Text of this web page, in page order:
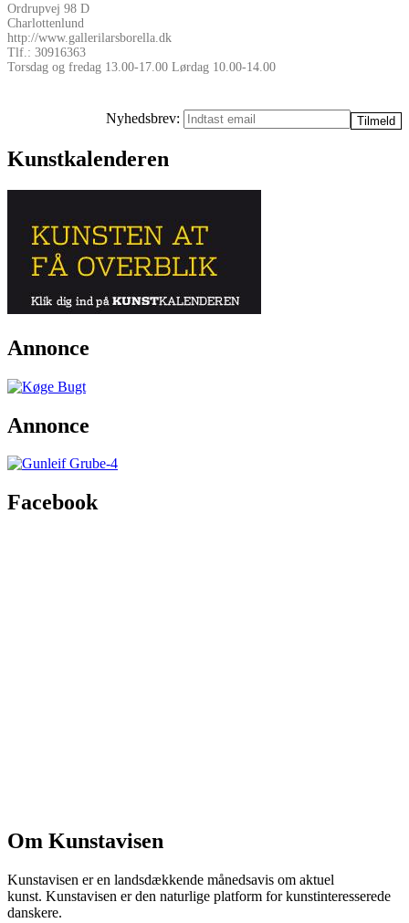
Ordrupvej 98 D
Charlottenlund
http://www.gallerilarsborella.dk
Tlf.: 30916363
Torsdag og fredag 13.00-17.00 Lørdag 10.00-14.00
Nyhedsbrev:
Kunstkalenderen
Annonce
Annonce
Facebook
Om Kunstavisen
Kunstavisen er en landsdækkende månedsavis om aktuel
kunst. Kunstavisen er den naturlige platform for kunstinteresserede
danskere.